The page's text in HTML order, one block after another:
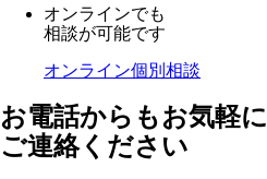
オンラインでも
相談が可能です
オンライン個別相談
お電話からもお気軽に
ご連絡ください